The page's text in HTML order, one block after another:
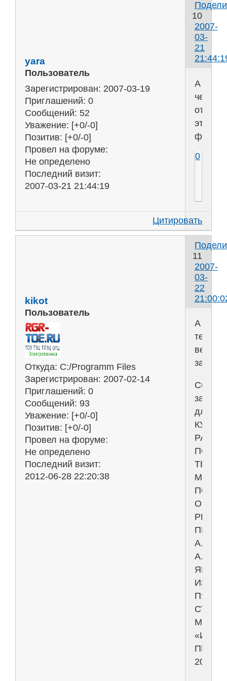
10
2007-
03-
21
yara
Пользователь
Зарегистрирован: 2007-03-19
Приглашений: 0
Сообщений: 52
Уважение: [+0/-0]
Позитив: [+0/-0]
Провел на форуме:
Не определено
Последний визит:
2007-03-21 21:44:19
А
чем
этот
файл?
0
Цитировать
11
2007-
03-
22
kikot
Пользователь
Откуда: C:/Programm Files
Зарегистрирован: 2007-02-14
Приглашений: 0
Сообщений: 93
Уважение: [+0/-0]
Позитив: [+0/-0]
Провел на форуме:
Не определено
Последний визит:
2012-06-28 22:20:38
А
теперь
весь
для
РАБОТ
ПО
ПОД
ПРОФ.
А.
А.
2006